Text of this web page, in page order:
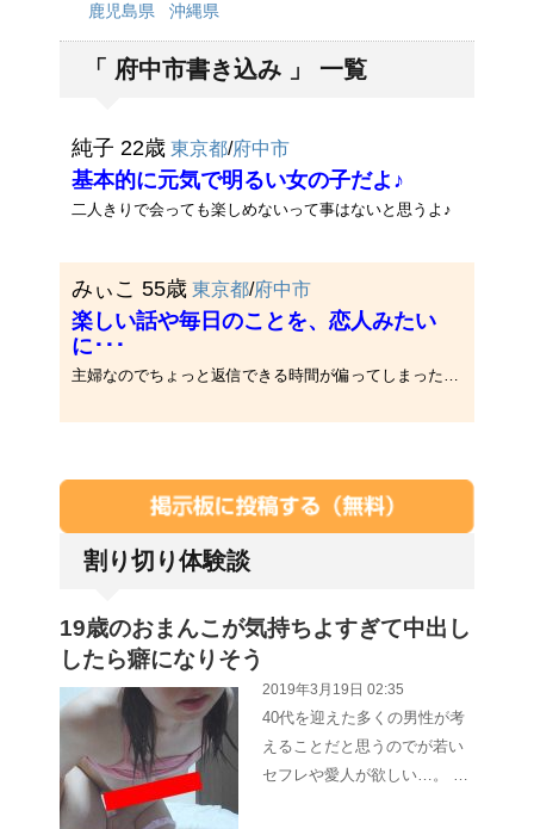
鹿児島県
沖縄県
「 府中市書き込み 」 一覧
純子 22歳 東京都/府中市
基本的に元気で明るい女の子だよ♪
二人きりで会っても楽しめないって事はないと思うよ♪
みぃこ 55歳 東京都/府中市
楽しい話や毎日のことを、恋人みたい
に･･･
主婦なのでちょっと返信できる時間が偏ってしまったりしますが、なるべく頑張って返信しますのでメール下さいね。仲良くなれれ･･･
割り切り体験談
19歳のおまんこが気持ちよすぎて中出し
したら癖になりそう
2019年3月19日 02:35
40代を迎えた多くの男性が考
えることだと思うのでが若い
セフレや愛人が欲しい…。 …